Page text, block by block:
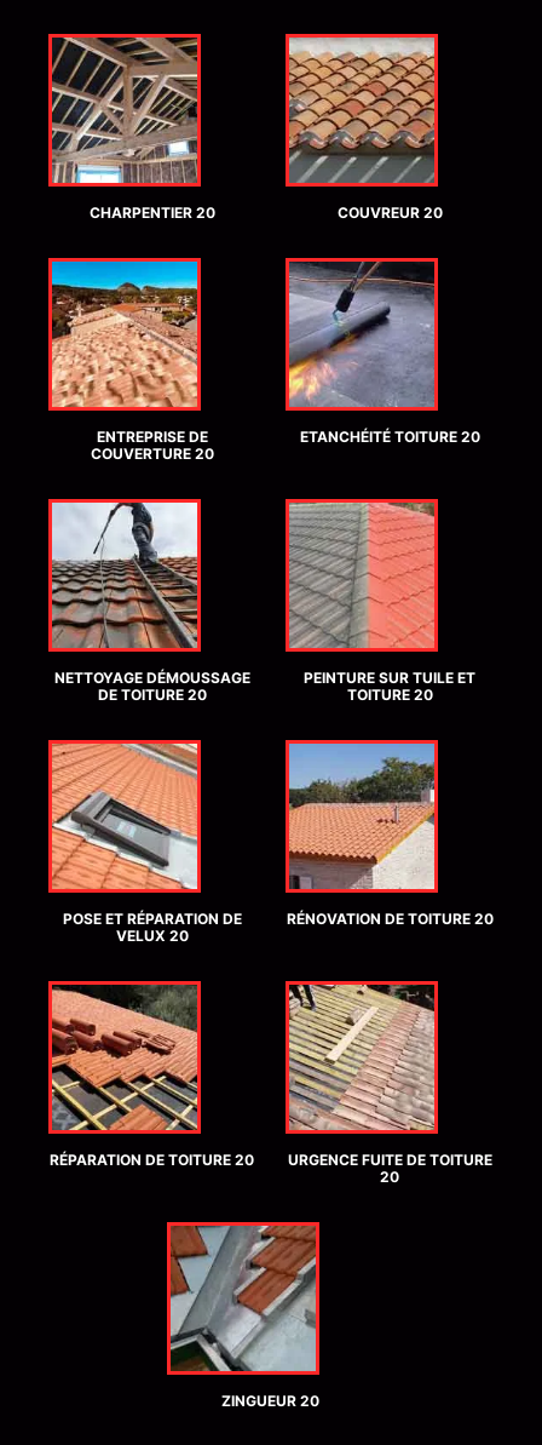
CHARPENTIER 20 COUVREUR 20
ENTREPRISE DE
COUVERTURE 20
ETANCHÉITÉ TOITURE 20
NETTOYAGE DÉMOUSSAGE
DE TOITURE 20
PEINTURE SUR TUILE ET
TOITURE 20
POSE ET RÉPARATION DE
VELUX 20
RÉNOVATION DE TOITURE 20
RÉPARATION DE TOITURE 20
URGENCE FUITE DE TOITURE
20
ZINGUEUR 20